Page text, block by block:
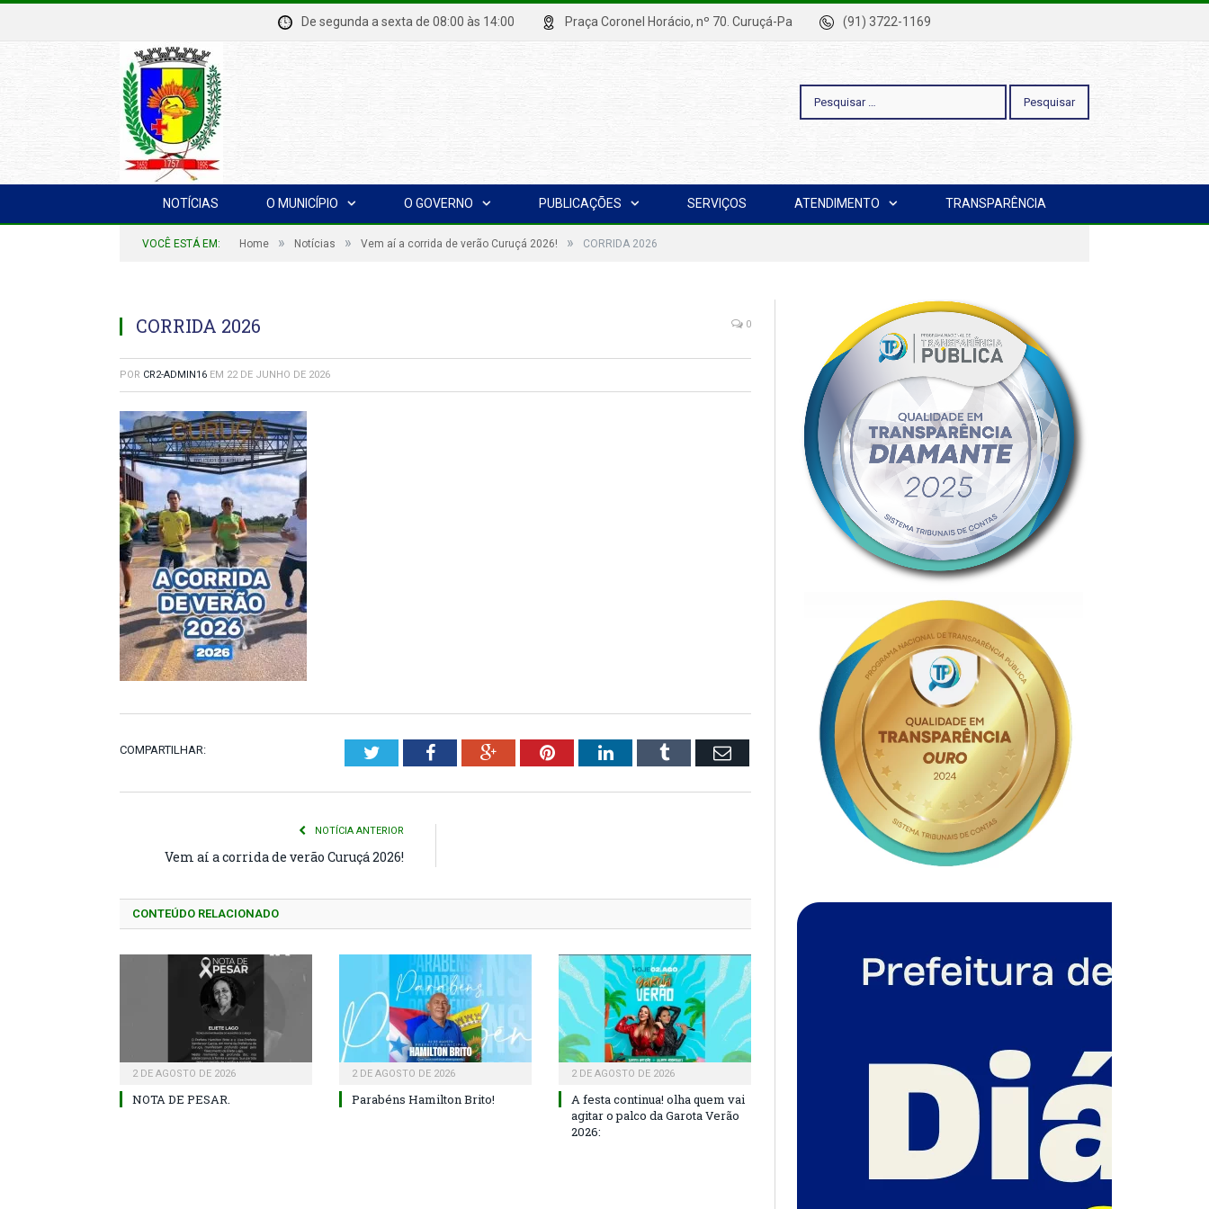
De segunda a sexta de 08:00 às 14:00 Praça Coronel Horácio, nº 70. Curuçá-Pa (91) 3722-1169
Pesquisar
por:
NOTÍCIAS O MUNICÍPIO O GOVERNO PUBLICAÇÕES SERVIÇOS ATENDIMENTO TRANSPARÊNCIA
VOCÊ ESTÁ EM: Home » Notícias » Vem aí a corrida de verão Curuçá 2026! » CORRIDA 2026
CORRIDA 2026 0
POR CR2-ADMIN16 EM 22 DE JUNHO DE 2026
COMPARTILHAR: TwitterFacebookGoogle+PinterestLinkedInTumblr Email
NOTÍCIA ANTERIOR
Vem aí a corrida de verão Curuçá 2026!
CONTEÚDO RELACIONADO
2 DE AGOSTO DE 2026
NOTA DE PESAR.
2 DE AGOSTO DE 2026
Parabéns Hamilton Brito!
2 DE AGOSTO DE 2026
A festa continua! olha quem vai
agitar o palco da Garota Verão
2026: